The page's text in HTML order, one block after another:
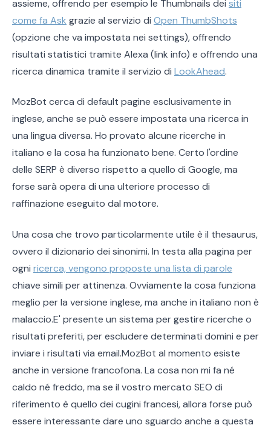
assieme, offrendo per esempio le Thumbnails dei siti
come fa Ask grazie al servizio di Open ThumbShots
(opzione che va impostata nei settings), offrendo
risultati statistici tramite Alexa (link info) e offrendo una
ricerca dinamica tramite il servizio di LookAhead.
MozBot cerca di default pagine esclusivamente in
inglese, anche se può essere impostata una ricerca in
una lingua diversa. Ho provato alcune ricerche in
italiano e la cosa ha funzionato bene. Certo l'ordine
delle SERP è diverso rispetto a quello di Google, ma
forse sarà opera di una ulteriore processo di
raffinazione eseguito dal motore.
Una cosa che trovo particolarmente utile è il thesaurus,
ovvero il dizionario dei sinonimi. In testa alla pagina per
ogni ricerca, vengono proposte una lista di parole
chiave simili per attinenza. Ovviamente la cosa funziona
meglio per la versione inglese, ma anche in italiano non è
malaccio.E' presente un sistema per gestire ricerche o
risultati preferiti, per escludere determinati domini e per
inviare i risultati via email.MozBot al momento esiste
anche in versione francofona. La cosa non mi fa né
caldo né freddo, ma se il vostro mercato SEO di
riferimento è quello dei cugini francesi, allora forse può
essere interessante dare uno sguardo anche a questa